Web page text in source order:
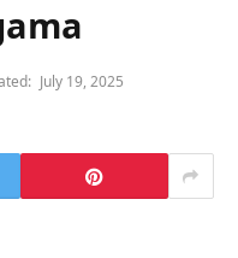
July 19, 2025